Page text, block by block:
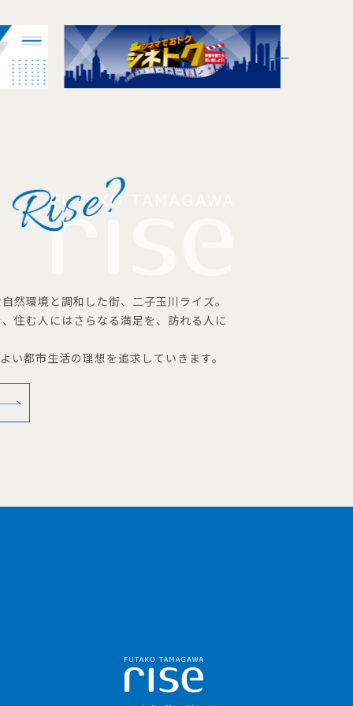
然環境と調和した街、二子玉川ライズ。
住む人にはさらなる満足を、訪れる人に
い都市生活の理想を追求していきます。